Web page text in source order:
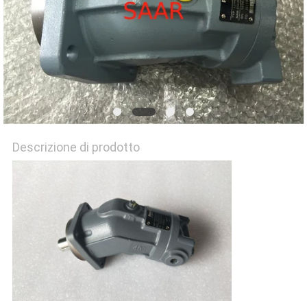
Descrizione di prodotto